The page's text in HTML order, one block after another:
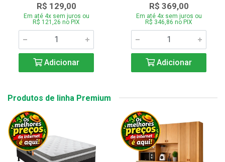
R$ 129,00
Em até 4x sem juros ou
R$ 121,26 no PIX
Adicionar
R$ 369,00
Em até 4x sem juros ou
R$ 346,86 no PIX
Adicionar
Produtos de linha Premium